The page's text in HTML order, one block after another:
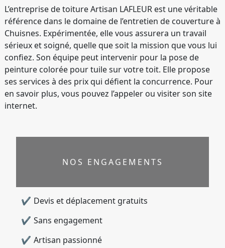
L’entreprise de toiture Artisan LAFLEUR est une véritable
référence dans le domaine de l’entretien de couverture à
Chuisnes. Expérimentée, elle vous assurera un travail
sérieux et soigné, quelle que soit la mission que vous lui
confiez. Son équipe peut intervenir pour la pose de
peinture colorée pour tuile sur votre toit. Elle propose
ses services à des prix qui défient la concurrence. Pour
en savoir plus, vous pouvez l’appeler ou visiter son site
internet.
NOS ENGAGEMENTS
Devis et déplacement gratuits
Sans engagement
Artisan passionné